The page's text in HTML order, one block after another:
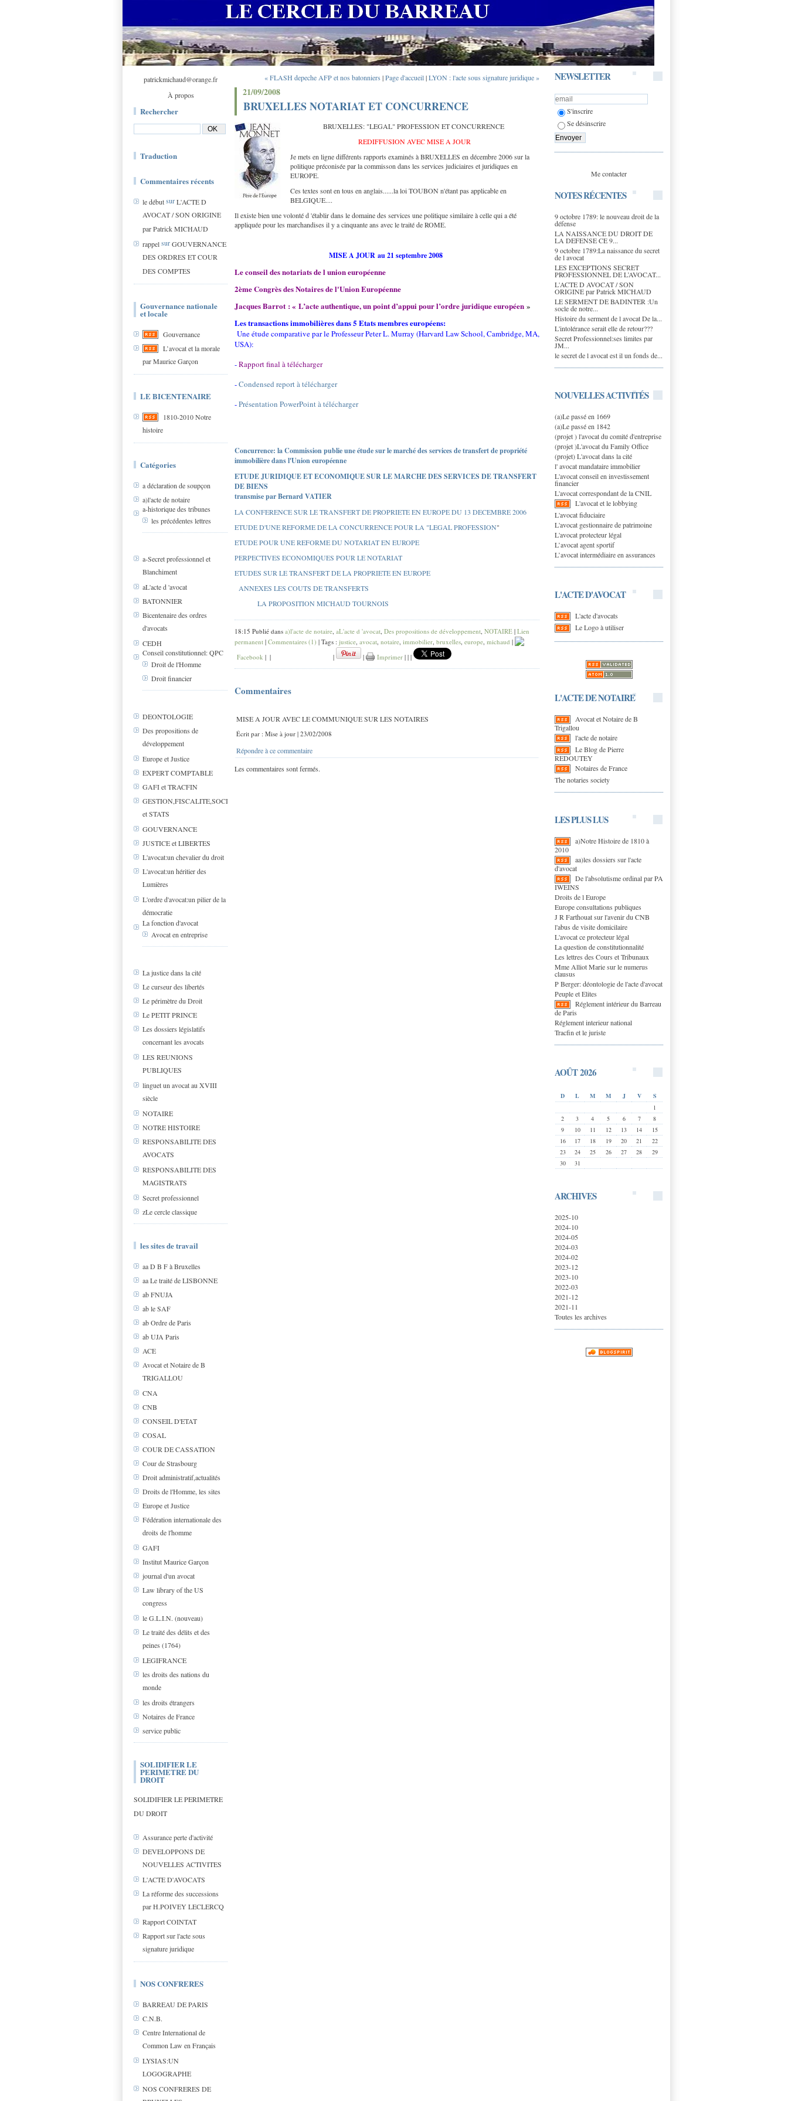
patrickmichaud@orange.fr
À propos
Rechercher
Traduction
Commentaires récents
le débutsurL'ACTE D
AVOCAT / SON ORIGINE
par Patrick MICHAUD
rappelsurGOUVERNANCE
DES ORDRES ET COUR
DES COMPTES
Gouvernance nationale
et locale
Gouvernance
L’avocat et la morale
par Maurice Garçon
LE BICENTENAIRE
1810-2010 Notre
histoire
Catégories
a déclaration de soupçon
a)l'acte de notaire
a-historique des tribunes
les précédentes lettres
a-Secret professionnel et
Blanchiment
aL'acte d 'avocat
BATONNIER
Bicentenaire des ordres
d'avocats
CEDH
Conseil constitutionnel: QPC
Droit de l'Homme
Droit financier
DEONTOLOGIE
Des propositions de
développement
Europe et Justice
EXPERT COMPTABLE
GAFI et TRACFIN
GESTION,FISCALITE,SOCIAL
et STATS
GOUVERNANCE
JUSTICE et LIBERTES
L'avocat:un chevalier du droit
L'avocat:un héritier des
Lumières
L'ordre d'avocat:un pilier de la
démocratie
La fonction d'avocat
Avocat en entreprise
La justice dans la cité
Le curseur des libertés
Le périmètre du Droit
Le PETIT PRINCE
Les dossiers législatifs
concernant les avocats
LES REUNIONS
PUBLIQUES
linguet un avocat au XVIII
siècle
NOTAIRE
NOTRE HISTOIRE
RESPONSABILITE DES
AVOCATS
RESPONSABILITE DES
MAGISTRATS
Secret professionnel
zLe cercle classique
les sites de travail
aa D B F à Bruxelles
aa Le traité de LISBONNE
ab FNUJA
ab le SAF
ab Ordre de Paris
ab UJA Paris
ACE
Avocat et Notaire de B
TRIGALLOU
CNA
CNB
CONSEIL D'ETAT
COSAL
COUR DE CASSATION
Cour de Strasbourg
Droit administratif,actualités
Droits de l'Homme, les sites
Europe et Justice
Fédération internationale des
droits de l'homme
GAFI
Institut Maurice Garçon
journal d'un avocat
Law library of the US
congress
le G.L.I.N. (nouveau)
Le traité des délits et des
peines (1764)
LEGIFRANCE
les droits des nations du
monde
les droits étrangers
Notaires de France
service public
SOLIDIFIER LE
PERIMETRE DU
DROIT
SOLIDIFIER LE PERIMETRE
DU DROIT
Assurance perte d'activité
DEVELOPPONS DE
NOUVELLES ACTIVITES
L'ACTE D'AVOCATS
La réforme des successions
par H.POIVEY LECLERCQ
Rapport COINTAT
Rapport sur l'acte sous
signature juridique
NOS CONFRERES
BARREAU DE PARIS
C.N.B.
Centre International de
Common Law en Français
LYSIAS:UN
LOGOGRAPHE
NOS CONFRERES DE
NEWSLETTER
S'inscrire
Se désinscrire
Me contacter
NOTES RÉCENTES
9 octobre 1789: le nouveau droit de la
défense
LA NAISSANCE DU DROIT DE
LA DEFENSE CE 9...
9 octobre 1789:La naissance du secret
de l avocat
LES EXCEPTIONS SECRET
PROFESSIONNEL DE L’AVOCAT...
L'ACTE D AVOCAT / SON
ORIGINE par Patrick MICHAUD
LE SERMENT DE BADINTER :Un
socle de notre...
Histoire du serment de l avocat De la...
L'intolérance serait elle de retour???
Secret Professionnel:ses limites par
JM...
le secret de l avocat est il un fonds de...
NOUVELLES ACTIVITÉS
(a)Le passé en 1669
(a)Le passé en 1842
(projet ) l'avocat du comité d'entreprise
(projet )L'avocat du Family Office
(projet) L'avocat dans la cité
l' avocat mandataire immobilier
L'avocat conseil en investissement
financier
L'avocat correspondant de la CNIL
L'avocat et le lobbying
L'avocat fiduciaire
L'avocat gestionnaire de patrimoine
L'avocat protecteur légal
L’avocat agent sportif
L’avocat intermédiaire en assurances
L'ACTE D'AVOCAT
L'acte d'avocats
Le Logo à utiliser
L'ACTE DE NOTAIRE
Avocat et Notaire de B
Trigallou
l'acte de notaire
Le Blog de Pierre
REDOUTEY
Notaires de France
The notaries society
LES PLUS LUS
a)Notre Histoire de 1810 à
2010
aa)les dossiers sur l'acte
d'avocat
De l'absolutisme ordinal par PA
IWEINS
Droits de l Europe
Europe consultations publiques
J R Farthouat sur l'avenir du CNB
l'abus de visite domicilaire
L'avocat ce protecteur légal
La question de constitutionnalité
Les lettres des Cours et Tribunaux
Mme Alliot Marie sur le numerus
clausus
P Berger: déontologie de l'acte d'avocat
Peuple et Elites
Réglement intérieur du Barreau
de Paris
Réglement interieur national
Tracfin et le juriste
AOÛT 2026
D L M M J V
S
1
2
3 4 5 6 7
8
9
10 11 12 13 14
15
16
17 18 19 20 21
22
23
24 25 26 27 28
29
30
31
ARCHIVES
2025-10
2024-10
2024-05
2024-03
2024-02
2023-12
2023-10
2022-03
2021-12
2021-11
Toutes les archives
« FLASH depeche AFP et nos batonniers |Page d'accueil|LYON : l'acte sous signature juridique »
21/09/2008
BRUXELLES NOTARIAT ET CONCURRENCE
BRUXELLES: "LEGAL" PROFESSION ET CONCURRENCE
REDIFFUSION AVEC MISE A JOUR
Je mets en ligne différents rapports examinés à BRUXELLES en décembre 2006 sur la
politique préconisée par la commisson dans les services judiciaires et juridiques en
EUROPE.
Ces textes sont en tous en anglais......la loi TOUBON n'étant pas applicable en
BELGIQUE....
Il existe bien une volonté d 'établir dans le domaine des services une politique similaire à celle qui a été
appliquée pour les marchandises il y a cinquante ans avec le traité de ROME.
MISE A JOUR au 21 septembre 2008
Le conseil des notariats de l union européenne
2ème Congrès des Notaires de l'Union Européenne
Jacques Barrot : « L’acte authentique, un point d’appui pour l’ordre juridique européen »
Les transactions immobilières dans 5 Etats membres européens:
Une étude comparative par le Professeur Peter L. Murray (Harvard Law School, Cambridge, MA,
USA):
-Rapport final à télécharger
-Condensed report à télécharger
-Présentation PowerPoint à télécharger
Concurrence: la Commission publie une étude sur le marché des services de transfert de propriété
immobilière dans l'Union européenne
ETUDE JURIDIQUE ET ECONOMIQUE SUR LE MARCHE DES SERVICES DE TRANSFERT
DE BIENS
transmise par Bernard VATIER
LA CONFERENCE SUR LE TRANSFERT DE PROPRIETE EN EUROPE DU 13 DECEMBRE 2006
ETUDE D'UNE REFORME DE LA CONCURRENCE POUR LA "LEGAL PROFESSION"
ETUDE POUR UNE REFORME DU NOTARIAT EN EUROPE
PERPECTIVES ECONOMIQUES POUR LE NOTARIAT
ETUDES SUR LE TRANSFERT DE LA PROPRIETE EN EUROPE
ANNEXES LES COUTS DE TRANSFERTS
LA PROPOSITION MICHAUD TOURNOIS
18:15 Publié dans a)l'acte de notaire, aL'acte d 'avocat, Des propositions de développement, NOTAIRE | Lien
permanent | Commentaires (1) | Tags : justice, avocat, notaire, immobilier, bruxelles, europe, michaud |
Facebook | | | | Imprimer | | |
Commentaires
MISE A JOUR AVEC LE COMMUNIQUE SUR LES NOTAIRES
Écrit par : Mise à jour | 23/02/2008
Répondre à ce commentaire
Les commentaires sont fermés.